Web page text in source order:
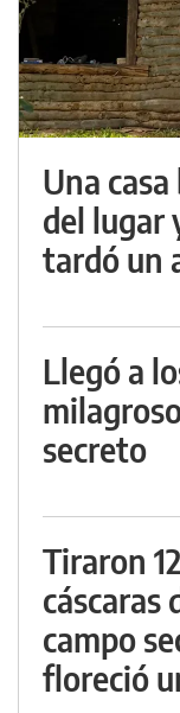
Una
del lugar
tardó un
Llegó a
secreto
Tiraron
cáscaras
campo
floreció